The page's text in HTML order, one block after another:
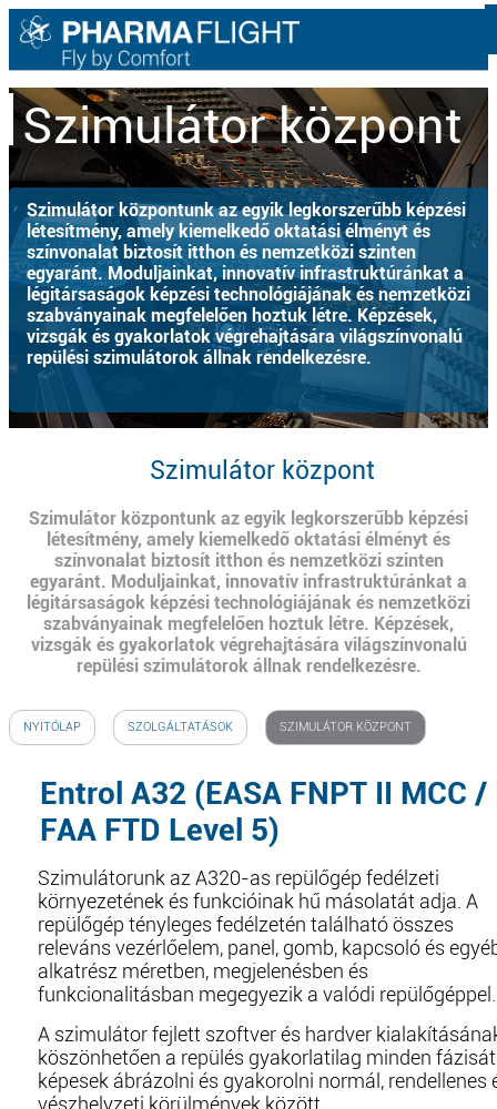
Szimulátor központ
Szimulátor központunk az egyik legkorszerűbb képzési
létesítmény, amely kiemelkedő oktatási élményt és
színvonalat biztosít itthon és nemzetközi szinten
egyaránt. Moduljainkat, innovatív infrastruktúránkat a
légitársaságok képzési technológiájának és nemzetközi
szabványainak megfelelően hoztuk létre. Képzések,
vizsgák és gyakorlatok végrehajtására világszínvonalú
repülési szimulátorok állnak rendelkezésre.
Szimulátor központ
Szimulátor központunk az egyik legkorszerűbb képzési
létesítmény, amely kiemelkedő oktatási élményt és
színvonalat biztosít itthon és nemzetközi szinten
egyaránt. Moduljainkat, innovatív infrastruktúránkat a
légitársaságok képzési technológiájának és nemzetközi
szabványainak megfelelően hoztuk létre. Képzések,
vizsgák és gyakorlatok végrehajtására világszínvonalú
repülési szimulátorok állnak rendelkezésre.
NYITÓLAP SZOLGÁLTATÁSOK SZIMULÁTOR KÖZPONT
Entrol A32 (EASA FNPT II MCC /
FAA FTD Level 5)
Szimulátorunk az A320-as repülőgép fedélzeti
környezetének és funkcióinak hű másolatát adja. A
repülőgép tényleges fedélzetén található összes
releváns vezérlőelem, panel, gomb, kapcsoló és
alkatrész méretben, megjelenésben és
funkcionalitásban megegyezik a valódi repülőgéppel.
A szimulátor fejlett szoftver és hardver
köszönhetően a repülés gyakorlatilag minden fázisát
képesek ábrázolni és gyakorolni normál, rendellenes
vészhelyzeti körülmények között.